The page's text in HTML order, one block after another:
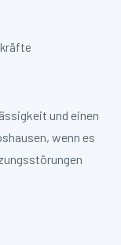
und einen
wenn es